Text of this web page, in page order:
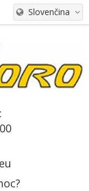
Slovenčina